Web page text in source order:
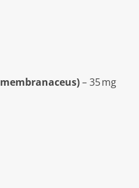
– 35 mg